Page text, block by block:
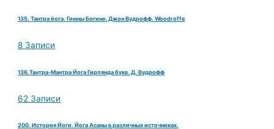
135. Тантра йога. Гимны Богине. Джон Вудрофф. Woodroffe
8 Записи
136.Тантра-Мантра Йога Гирлянда букв. Д. Вудрофф
62 Записи
200. История Йоги. Йога Асаны в различных источниках.